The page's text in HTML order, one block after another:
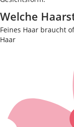
Welche
Feines Haar braucht
Haar